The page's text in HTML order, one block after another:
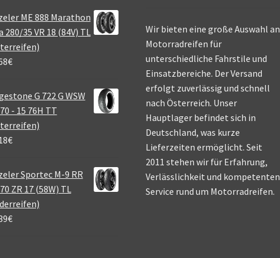
ME 888 Marathon
280/35 VR 18 (84V) TL
€
G 722 G WSW
- 15 76H TT
€
Sportec M-9 RR
ZR 17 (58W) TL
€
Wir bieten eine große Auswahl an
Motorradreifen für
unterschiedliche Fahrstile und
Einsatzbereiche. Der Versand
erfolgt zuverlässig und schnell
nach Österreich. Unser
Hauptlager befindet sich in
Deutschland, was kurze
Lieferzeiten ermöglicht. Seit
2011 stehen wir für Erfahrung,
Verlässlichkeit und kompetenten
Service rund um Motorradreifen.